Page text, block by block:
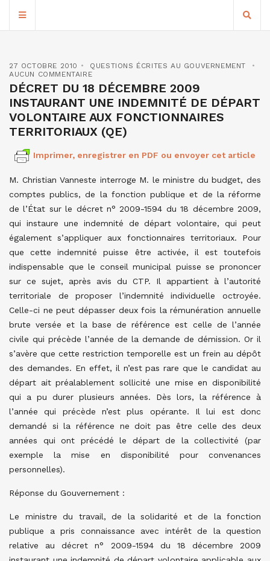
27 OCTOBRE 2010
QUESTIONS ÉCRITES AU GOUVERNEMENT
AUCUN COMMENTAIRE
DÉCRET DU 18 DÉCEMBRE 2009
INSTAURANT UNE INDEMNITÉ DE DÉPART
VOLONTAIRE AUX FONCTIONNAIRES
TERRITORIAUX (QE)
Imprimer, enregistrer en PDF ou envoyer cet article
M. Christian Vanneste interroge M. le ministre du budget, des
comptes publics, de la fonction publique et de la réforme
de l’État sur le décret n° 2009-1594 du 18 décembre 2009,
qui instaure une indemnité de départ volontaire, qui peut
également s’appliquer aux fonctionnaires territoriaux. Pour
que cette indemnité puisse être activée, il est toutefois
indispensable que le conseil municipal puisse se prononcer
sur ce sujet, après avis du CTP. Il appartient à l’autorité
territoriale de proposer l’indemnité individuelle octroyée.
Celle-ci ne peut dépasser deux fois la rémunération annuelle
brute versée et la base de référence est celle de l’année
civile qui précède l’année de la demande de démission. Or il
s’avère que cette restriction temporelle est un frein au dépôt
des demandes. En effet, il n’est pas rare que le candidat au
départ ait préalablement sollicité une mise en disponibilité
qui a pu durer plusieurs années. Dès lors, la référence à
l’année qui précède n’est plus opérante. Il lui est donc
demandé si la référence ne doit pas être celle des deux
années qui ont précédé le départ de la collectivité (par
exemple la mise en disponibilité pour convenances
personnelles).
Réponse du Gouvernement :
Le ministre du travail, de la solidarité et de la fonction
publique a pris connaissance avec intérêt de la question
relative au décret n° 2009-1594 du 18 décembre 2009